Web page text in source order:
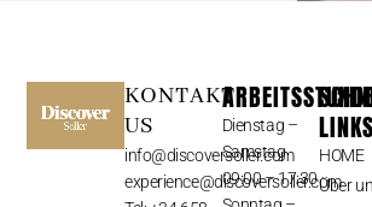
KONTAKT
US
info@discoversoller.com
experience@discoversoller.com
Dienstag –
Samstag
09:00 – 17:30
LINKS
HOME
Über